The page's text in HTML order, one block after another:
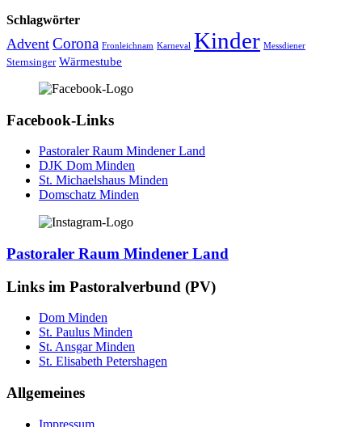
Schlagwörter
Advent Corona Fronleichnam Karneval Kinder Messdiener
Sternsinger Wärmestube
Facebook-Links
Pastoraler Raum Mindener Land
DJK Dom Minden
St. Michaelshaus Minden
Domschatz Minden
Pastoraler Raum Mindener Land
Links im Pastoralverbund (PV)
Dom Minden
St. Paulus Minden
St. Ansgar Minden
St. Elisabeth Petershagen
Allgemeines
Impressum